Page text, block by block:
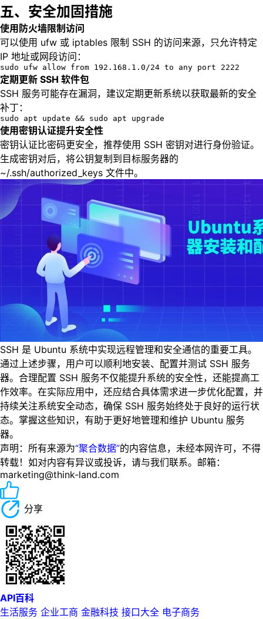
五、安全加固措施
使用防火墙限制访问
可以使用 ufw 或 iptables 限制 SSH 的访问来源，只允许特定
IP 地址或网段访问：
sudo ufw allow from 192.168.1.0/24 to any port 2222
定期更新 SSH 软件包
SSH 服务可能存在漏洞，建议定期更新系统以获取最新的安全
补丁：
sudo apt update && sudo apt upgrade
使用密钥认证提升安全性
密钥认证比密码更安全，推荐使用 SSH 密钥对进行身份验证。
生成密钥对后，将公钥复制到目标服务器的
~/.ssh/authorized_keys 文件中。
SSH 是 Ubuntu 系统中实现远程管理和安全通信的重要工具。
通过上述步骤，用户可以顺利地安装、配置并测试 SSH 服务
器。合理配置 SSH 服务不仅能提升系统的安全性，还能提高工
作效率。在实际应用中，还应结合具体需求进一步优化配置，并
持续关注系统安全动态，确保 SSH 服务始终处于良好的运行状
态。掌握这些知识，有助于更好地管理和维护 Ubuntu 服务
器。
声明：所有来源为“聚合数据”的内容信息，未经本网许可，不得
转载！如对内容有异议或投诉，请与我们联系。邮箱：
marketing@think-land.com
分享
API百科
生活服务 企业工商 金融科技 接口大全 电子商务